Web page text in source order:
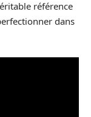
référence
dans